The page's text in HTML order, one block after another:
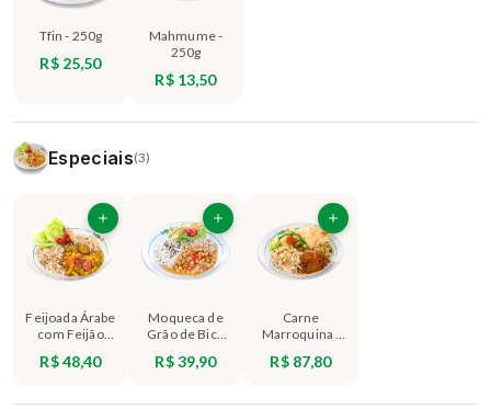
Tfin - 250g
R$ 25,50
Mahmume -
250g
R$ 13,50
Especiais(3)
Feijoada Árabe
com Feijão
Branco -
Acompanha
R$ 48,40
Moqueca de
Grão de Bico
Vegana -
Acompanha
(750g)
R$ 39,90
Carne
Marroquina -
Acompanha
Mjâhdra (arroz
- 1kg
R$ 87,80